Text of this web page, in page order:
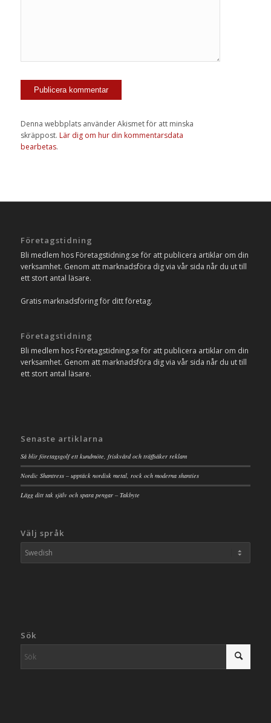
Denna webbplats använder Akismet för att minska
skräppost. Lär dig om hur din kommentarsdata
bearbetas.
Företagstidning
Bli medlem hos Företagstidning.se för att publicera artiklar om din
verksamhet. Genom att marknadsföra dig via vår sida når du ut till
ett stort antal läsare.
Gratis marknadsföring för ditt företag.
Företagstidning
Bli medlem hos Företagstidning.se för att publicera artiklar om din
verksamhet. Genom att marknadsföra dig via vår sida når du ut till
ett stort antal läsare.
Senaste artiklarna
Så blir företagsgolf ett kundmöte, friskvård och träffsäker reklam
Nordic Shantress – upptäck nordisk metal, rock och moderna shanties
Lägg ditt tak själv och spara pengar – Takbyte
Välj språk
Sök